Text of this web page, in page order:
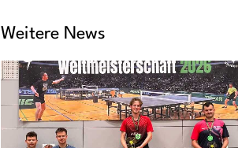
Weitere News